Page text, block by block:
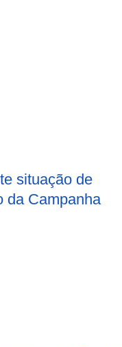
situação de
da Campanha